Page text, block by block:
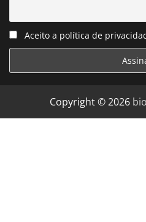
Aceito a política de
Copyright © 2026